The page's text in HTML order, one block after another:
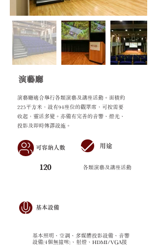
演藝廳
演藝廳適合舉行各類演藝及講座活動。面積約
225平方米，設有94座位的觀眾席，可按需要
收起，靈活多變。亦備有完善的音響、燈光、
投影及即時傳譯設施。
可容納人數
120
用途
各類演藝及講座活動
基本設備
基本照明、空調、多媒體投影設備、音響
設備(4個無線咪)、射燈、HDMI/VGA接